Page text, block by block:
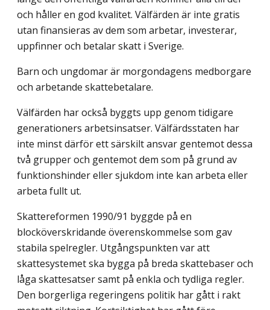
och håller en god kvalitet. Välfärden är inte gratis
utan finansieras av dem som arbetar, investerar,
uppfinner och betalar skatt i Sverige.
Barn och ungdomar är morgondagens medborgare
och arbetande skattebetalare.
Välfärden har också byggts upp genom tidigare
generationers arbetsinsatser. Välfärdsstaten har
inte minst därför ett särskilt ansvar gentemot dessa
två grupper och gentemot dem som på grund av
funktionshinder eller sjukdom inte kan arbeta eller
arbeta fullt ut.
Skattereformen 1990/91 byggde på en
blocköverskridande överenskommelse som gav
stabila spelregler. Utgångspunkten var att
skattesystemet ska bygga på breda skattebaser och
låga skattesatser samt på enkla och tydliga regler.
Den borgerliga regeringens politik har gått i rakt